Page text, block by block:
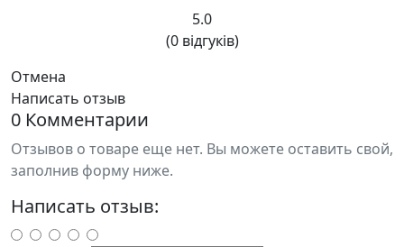
5.0
(0 відгуків)
Отмена
Написать отзыв
0 Комментарии
Отзывов о товаре еще нет. Вы можете оставить свой,
заполнив форму ниже.
Написать отзыв: